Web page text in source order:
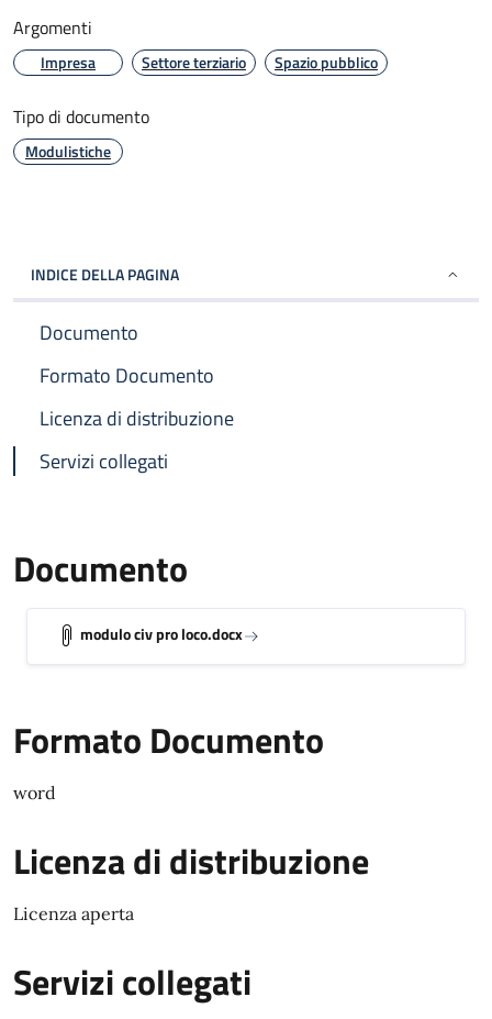
Argomenti
Impresa Settore terziario Spazio pubblico
Tipo di documento
Modulistiche
INDICE DELLA PAGINA
Documento
Formato Documento
Licenza di distribuzione
Servizi collegati
Documento
modulo civ pro loco.docx
Formato Documento
word
Licenza di distribuzione
Licenza aperta
Servizi collegati